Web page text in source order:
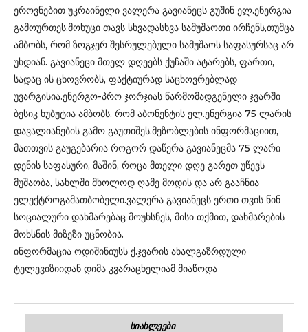
ეროვნებით უკრაინელი ვალერა გავიანეცს გუშინ ელ.ენერგია
გამოურთეს.მოხუცი თავს სხვადასხვა სამუშაოთი ირჩენს,თუმცა
ამბობს, რომ ზოგჯერ შესრულებული სამუშაოს საფასურსაც არ
უხდიან. გავიანეცი მთელ დღეებს ქუჩაში ატარებს, ფართი,
სადაც ის ცხოვრობს, ფაქტიურად საცხოვრებლად
უვარგისია.ენერგო-პრო ჯორჯიას წარმომადგენელი ჯვარში
ბესიკ ხუბუტია ამბობს, რომ აბონენტის ელ.ენერგია 75 ლარის
დავალიანების გამო გაუთიშეს.მეზობლების ინფორმაციით,
მათთვის გაუგებარია როგორ დაწერა გავიანეცმა 75 ლარი
დენის საფასური, მაშინ, როცა მთელი დღე გარეთ უწევს
მუშაობა, სახლში მხოლოდ ღამე მოდის და არ გააჩნია
ელექტროგამათბობელი.ვალერა გავიანეცს ერთი თვის წინ
სოციალური დახმარებაც მოუხსნეს, მისი თქმით, დახმარების
მოხსნის მიზეზი უცნობია.
ინფორმაცია ოდიშინიუსს ქ.ჯვარის ახალგაზრდული
ტელევიზიიდან დიმა კვარაცხელიამ მიაწოდა
ᲡᲘᲐᲮᲚᲔᲔᲑᲘ